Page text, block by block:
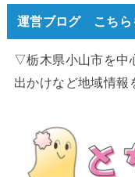
運営ブログ こちら
▽栃木県小山市を中
出かけなど地域情報